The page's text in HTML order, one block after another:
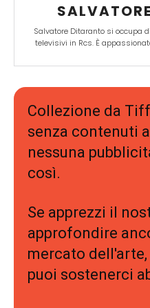
Salvatore Ditaranto si occupa
televisivi in Rcs. È
Collezione da
senza contenuti
nessuna
così.
Se apprezzi il
approfondire
mercato dell'arte,
puoi sostenerci